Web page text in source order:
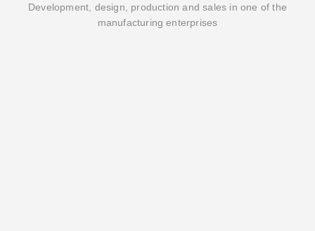
Development, design, production and sales in one of the
manufacturing enterprises